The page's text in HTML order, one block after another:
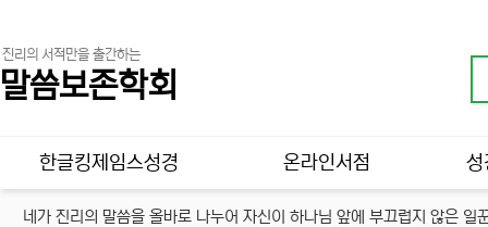
진리의 서적만을 출간하는
말씀보존학회
메인 메뉴
한글킹제임스성경 온라인서점 성
네가 진리의 말씀을 올바로 나누어 자신이 하나님 앞에 부끄럽지 않은